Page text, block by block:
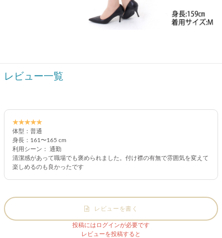
レビュー一覧
★★★★★
体型：普通
身長：161〜165 cm
利用シーン： 通勤
清潔感があって職場でも褒められました。付け襟の有無で雰囲気を変えて
楽しめるのも良かったです
レビューを書く
投稿にはログインが必要です
レビューを投稿すると